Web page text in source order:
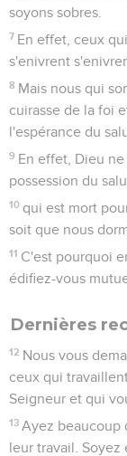
soyons sobres.
7 En effet, ceux
s'enivrent
8 Mais nous qui
cuirasse de la foi
l'espérance du
9 En effet, Dieu ne
possession du
10 qui est mort
soit que nous
11 C'est pourquoi
édifiez-vous
Dernières
12 Nous vous
ceux qui
Seigneur et qui
13 Ayez beaucoup
leur travail. Soyez